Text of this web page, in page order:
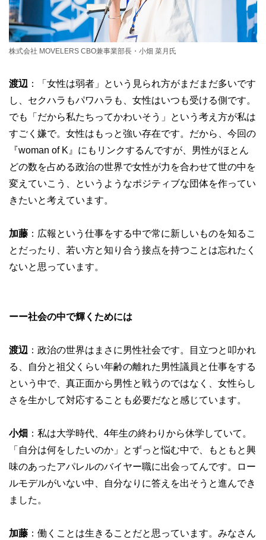
株式会社 MOVELERS CBO兼事業部長・小畑 菜月氏
渡辺 ：「女性は弱者」という見られ方がまだまだ多いです
し、セクハラもパワハラも、女性はいつも受ける側です。
でも「だから私たちってかわいそう」という考え方が私は
すごく嫌で。女性はもっと強い存在です。だから、今回の
『woman of K』にもリンクするんですが、男性がほとん
どの数を占める政治の世界で女性が力を合わせて世の中を
変えていこう、というようなポジティブな団体を作ってい
きたいと考えています。
加藤 ：広報という仕事をする中で常に新しいものを知るこ
とだったり、若い方と知り合う接点を持つことは忘れたく
ないと思っています。
ーー社会の中で輝くためには
渡辺 ：政治の世界はまさに男性社会です。目立つと叩かれ
る、自分と祖父くらい年齢の離れた男性議員と仕事をする
という中で、真正面から男性と戦うのではなく、女性らし
さを生かして対応することも必要だなと感じています。
小畑 ：私は大学時代、4年生の終わりから休学していて。
「自分は何をしたいのか」とずっと悩む中で、もともと興
味のあったアパレルのバイヤー職に出会ってんです。ロー
ルモデルがいない中、自分なりに答えを出そうと進んでき
ました。
加藤 ：働くことは生きることだと思っています。みなさん